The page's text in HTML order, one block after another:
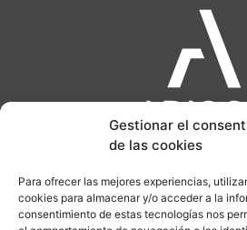
Gestionar el
de las cookies
Para ofrecer las mejores experiencias,
cookies para almacenar y/o acceder a la
consentimiento de estas tecnologías nos
CALLE MALDONADO 65. 28006
LUNES A JUEVES : 09h -18h